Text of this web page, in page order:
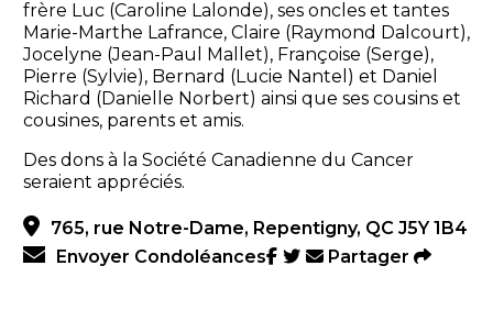
frère Luc (Caroline Lalonde), ses oncles et tantes
Marie-Marthe Lafrance, Claire (Raymond Dalcourt),
Jocelyne (Jean-Paul Mallet), Françoise (Serge),
Pierre (Sylvie), Bernard (Lucie Nantel) et Daniel
Richard (Danielle Norbert) ainsi que ses cousins et
cousines, parents et amis.
Des dons à la Société Canadienne du Cancer
seraient appréciés.
765, rue Notre-Dame, Repentigny, QC J5Y 1B4
Envoyer Condoléances
Partager